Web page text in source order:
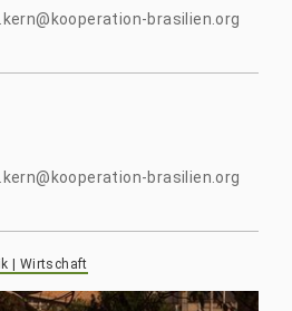
brasilien.org
brasilien.org
| Wirtschaft